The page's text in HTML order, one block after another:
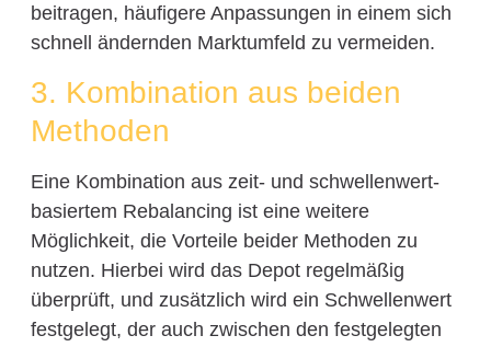
beitragen, häufigere Anpassungen in einem sich
schnell ändernden Marktumfeld zu vermeiden.
3. Kombination aus beiden
Methoden
Eine Kombination aus zeit- und schwellenwert-
basiertem Rebalancing ist eine weitere
Möglichkeit, die Vorteile beider Methoden zu
nutzen. Hierbei wird das Depot regelmäßig
überprüft, und zusätzlich wird ein Schwellenwert
festgelegt, der auch zwischen den festgelegten